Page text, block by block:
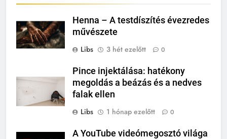
Henna – A testdíszítés évezredes
művészete
Libs
3 hét ezelőtt 0
Pince injektálása: hatékony
megoldás a beázás és a nedves
falak ellen
Libs
1 hónap ezelőtt 0
A YouTube videómegosztó világa